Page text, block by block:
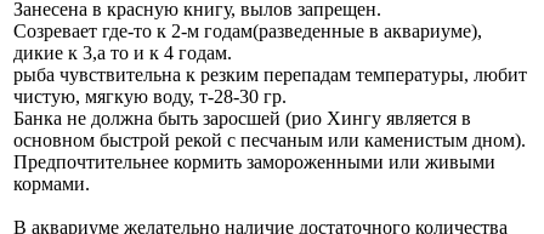
Занесена в красную книгу, вылов запрещен.
Созревает где-то к 2-м годам(разведенные в аквариуме),
дикие к 3,а то и к 4 годам.
рыба чувствительна к резким перепадам температуры, любит
чистую, мягкую воду, т-28-30 гр.
Банка не должна быть заросшей (рио Хингу является в
основном быстрой рекой с песчаным или каменистым дном).
Предпочтительнее кормить замороженными или живыми
кормами.
В аквариуме желательно наличие достаточного количества